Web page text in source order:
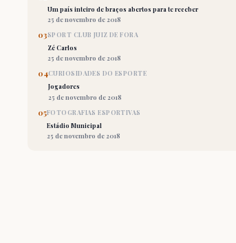
Um país inteiro de braços abertos para te receber
25 de novembro de 2018
03SPORT CLUB JUIZ DE FORA
Zé Carlos
25 de novembro de 2018
04CURIOSIDADES DO ESPORTE
Jogadores
25 de novembro de 2018
05FOTOGRAFIAS ESPORTIVAS
Estádio Municipal
25 de novembro de 2018